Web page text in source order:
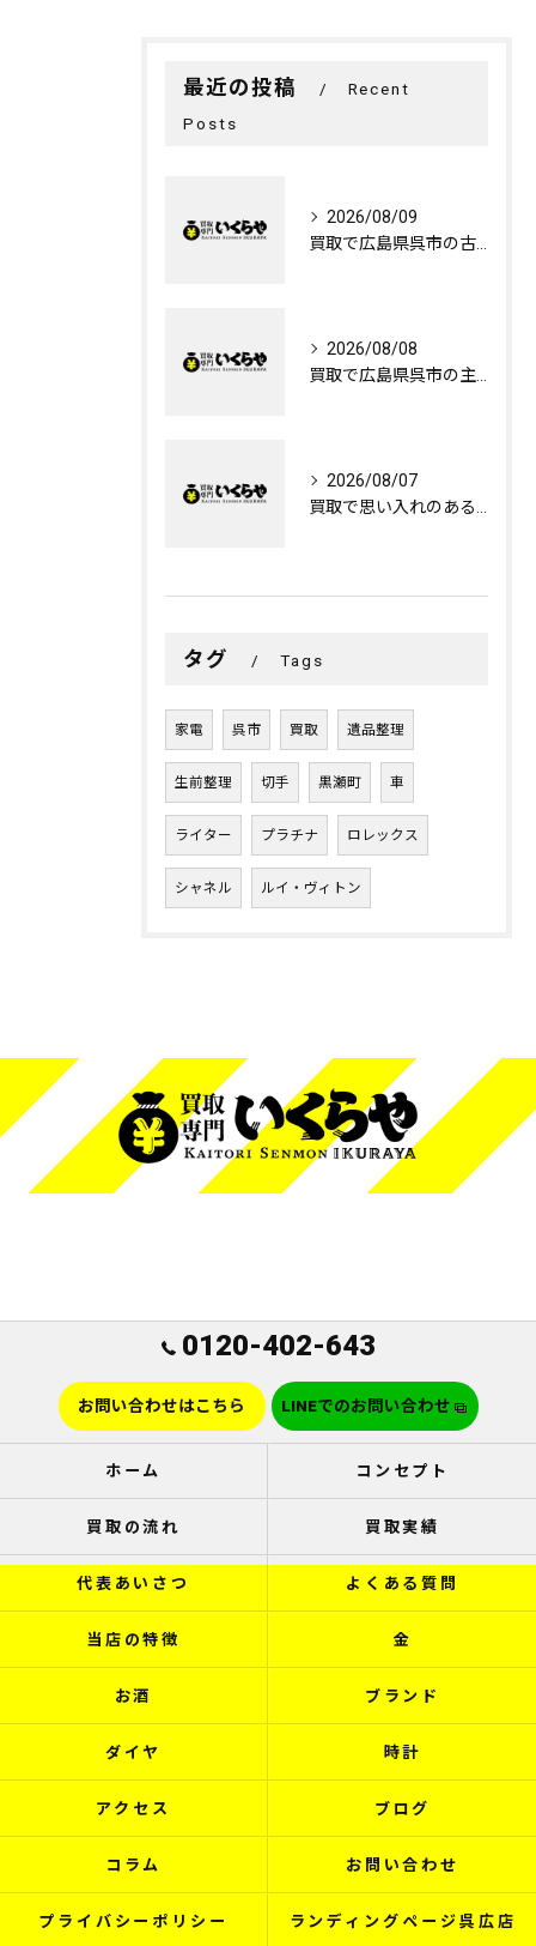
最近の投稿
Recent
Posts
2026/08/09
2026/08/08
2026/08/07
タグ Tags
家電 呉市 買取 遺品整理
生前整理 切手 黒瀬町 車
ライター プラチナ ロレックス
シャネル ルイ・ヴィトン
0120-402-643
お問い合わせはこちら LINEでのお問い合わせ
ホーム コンセプト
買取の流れ 買取実績
代表あいさつ よくある質問
当店の特徴 金
お酒 ブランド
ダイヤ 時計
アクセス ブログ
コラム お問い合わせ
プライバシーポリシー ランディングページ呉広店